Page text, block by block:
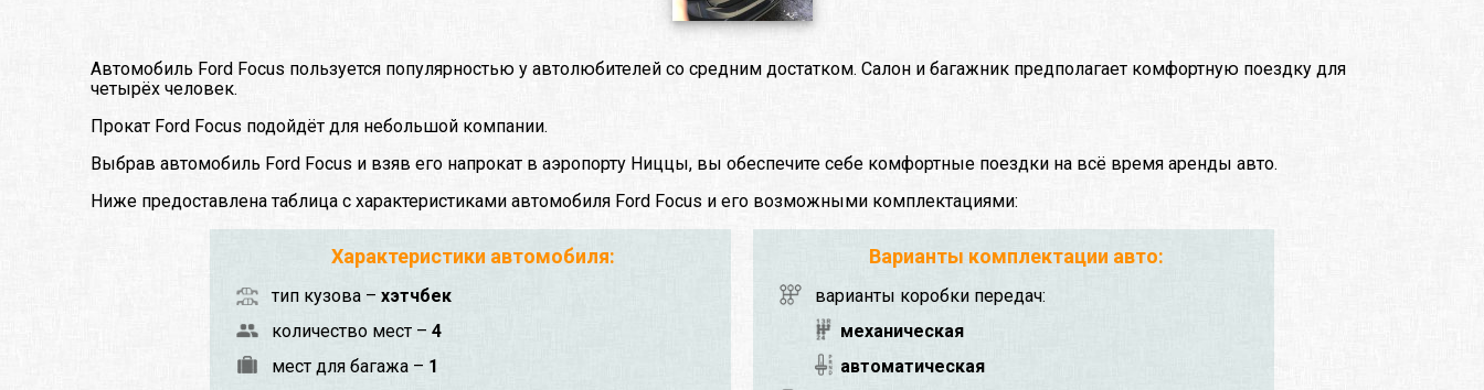
Автомобиль Ford Focus пользуется популярностью у автолюбителей со средним достатком. Салон и багажник предполагает комфортную поездку для
четырёх человек.
Прокат Ford Focus подойдёт для небольшой компании.
Выбрав автомобиль Ford Focus и взяв его напрокат в аэропорту Ниццы, вы обеспечите себе комфортные поездки на всё время аренды авто.
Ниже предоставлена таблица с характеристиками автомобиля Ford Focus и его возможными комплектациями:
Характеристики автомобиля:
тип кузова – хэтчбек
количество мест – 4
мест для багажа – 1
Варианты комплектации авто:
варианты коробки передач:
механическая
автоматическая